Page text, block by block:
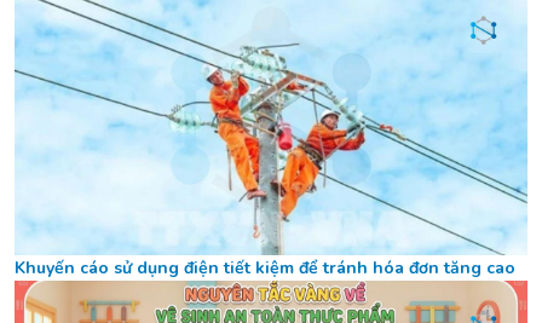
Khuyến cáo sử dụng điện tiết kiệm để tránh hóa đơn tăng cao